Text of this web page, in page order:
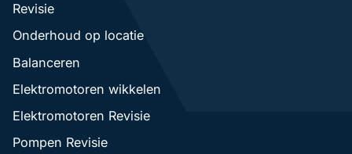
Revisie
Onderhoud op locatie
Balanceren
Elektromotoren wikkelen
Elektromotoren Revisie
Pompen Revisie